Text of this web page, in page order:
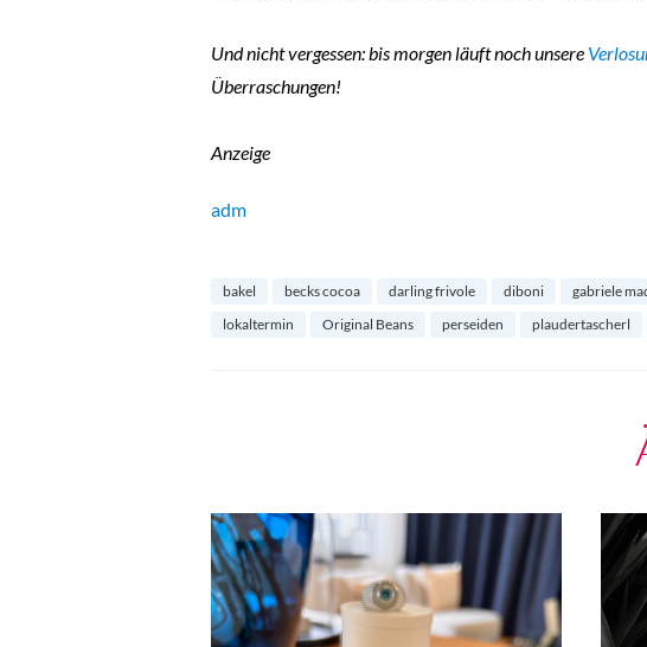
Und nicht vergessen: bis morgen läuft noch unsere
Überraschungen!
Anzeige
adm
bakel becks cocoa darling frivole diboni gabriele
lokaltermin
Original Beans perseiden plaudertascherl